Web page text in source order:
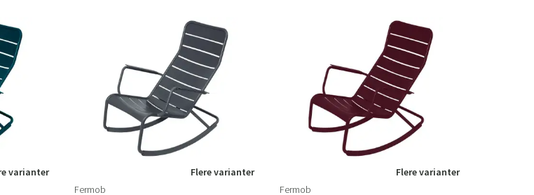
varianter
Flere varianter
Fermob
Flere varianter
Fermob